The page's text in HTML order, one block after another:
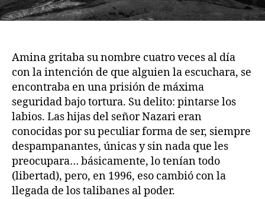
Amina gritaba su nombre cuatro veces al día
con la intención de que alguien la escuchara, se
encontraba en una prisión de máxima
seguridad bajo tortura. Su delito: pintarse los
labios. Las hijas del señor Nazari eran
conocidas por su peculiar forma de ser, siempre
despampanantes, únicas y sin nada que les
preocupara… básicamente, lo tenían todo
(libertad), pero, en 1996, eso cambió con la
llegada de los talibanes al poder.